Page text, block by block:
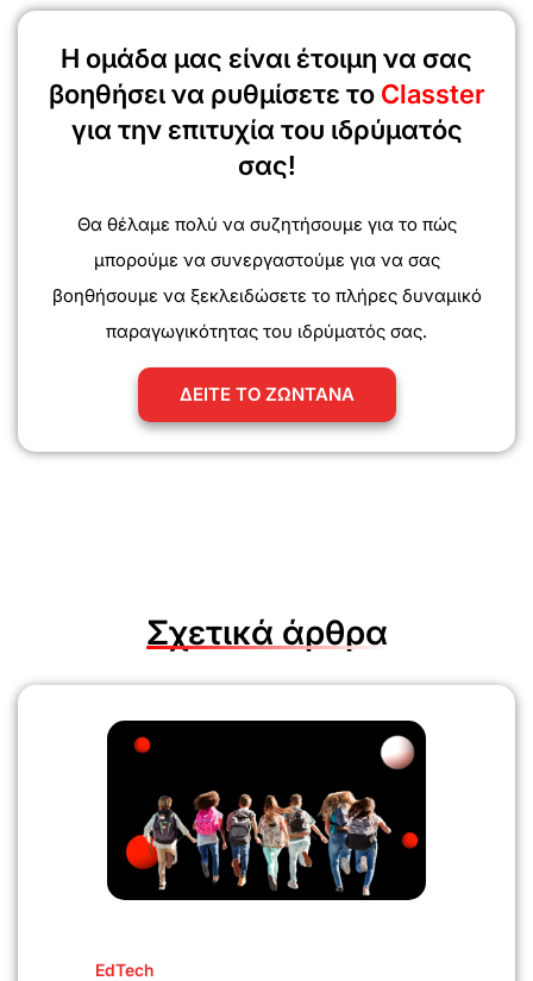
Η ομάδα μας είναι έτοιμη να σας
βοηθήσει να ρυθμίσετε το Classter
για την επιτυχία του ιδρύματός
σας!
Θα θέλαμε πολύ να συζητήσουμε για το πώς
μπορούμε να συνεργαστούμε για να σας
βοηθήσουμε να ξεκλειδώσετε το πλήρες δυναμικό
παραγωγικότητας του ιδρύματός σας.
ΔΕΙΤΕ ΤΟ ΖΩΝΤΑΝΑ
Σχετικά άρθρα
EdTech